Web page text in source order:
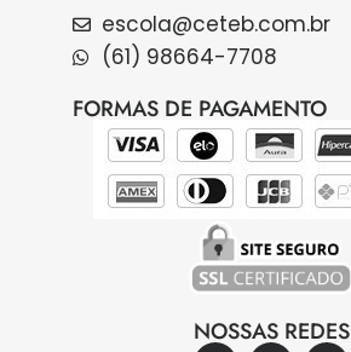
escola@ceteb.com.br
(61) 98664-7708
FORMAS DE PAGAMENTO
NOSSAS REDES